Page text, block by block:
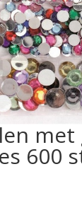
600